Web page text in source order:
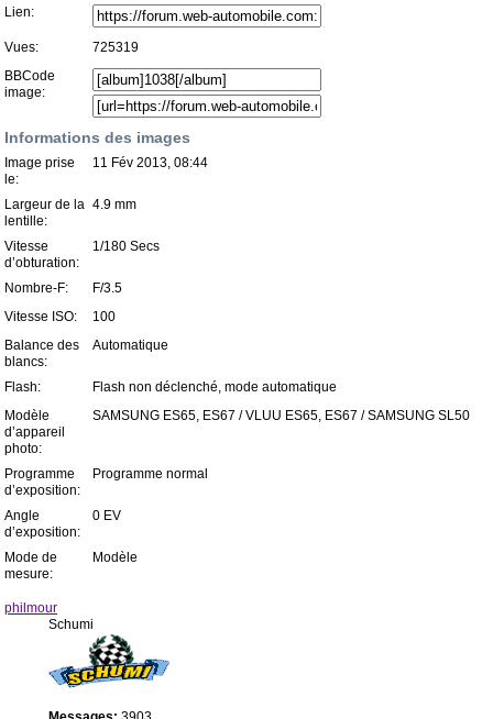
Lien:
Vues:
725319
BBCode
image:
Informations des images
Image prise
le:
11 Fév 2013, 08:44
Largeur de la
lentille:
4.9 mm
Vitesse
d’obturation:
1/180 Secs
Nombre-F:
F/3.5
Vitesse ISO:
100
Balance des
blancs:
Automatique
Flash:
Flash non déclenché, mode automatique
Modèle
d’appareil
photo:
SAMSUNG ES65, ES67 / VLUU ES65, ES67 / SAMSUNG SL50
Programme
d’exposition:
Programme normal
Angle
d’exposition:
0 EV
Mode de
mesure:
Modèle
philmour
Schumi